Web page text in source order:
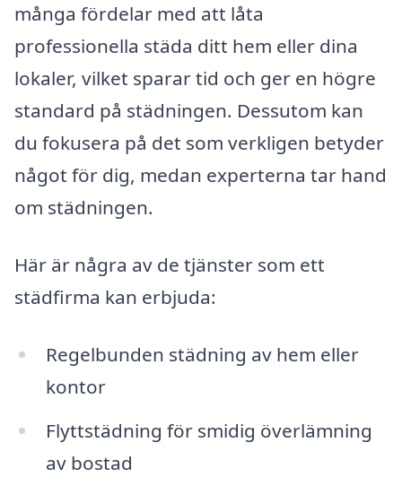
många fördelar med att låta
professionella städa ditt hem eller dina
lokaler, vilket sparar tid och ger en högre
standard på städningen. Dessutom kan
du fokusera på det som verkligen betyder
något för dig, medan experterna tar hand
om städningen.
Här är några av de tjänster som ett
städfirma kan erbjuda:
Regelbunden städning av hem eller
kontor
Flyttstädning för smidig överlämning
av bostad